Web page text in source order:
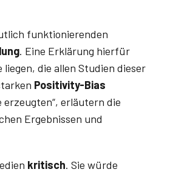
funktionierenden
. Eine Erklärung hierfür
die allen Studien dieser
Positivity-­Bias
erläutern die
Ergebnissen und
kritisch. Sie würde